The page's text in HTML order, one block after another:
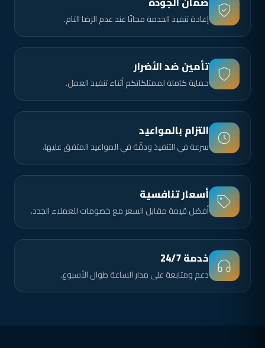
إعادة تنفيذ الخدمة مجانًا عند عدم الرضا التام.
تأمين ضد الأضرار
حماية كاملة لممتلكاتكم أثناء تنفيذ العمل.
التزام بالمواعيد
سرعة في التنفيذ ودقّة في المواعيد المتفق عليها.
أسعار تنافسية
أفضل قيمة مقابل السعر مع خصومات للعملاء الجدد.
خدمة 24/7
دعم ومتابعة على مدار الساعة طوال الأسبوع.